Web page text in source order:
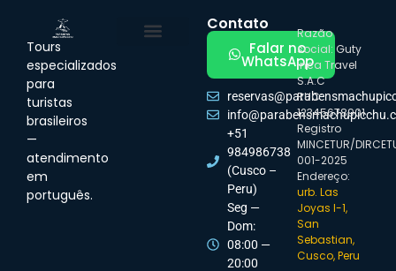
Tours
especializados
para
turistas
brasileiros
—
atendimento
em
português.
Contato
Falar no
WhatsApp
+51
984986738
(Cusco –
Peru)
Seg —
Dom:
08:00 —
20:00
Razão
social: Guty
Inca Travel
S.A.C
RUC:
12345678901
Registro
MINCETUR/
001-2025
Endereço:
urb. Las
Joyas I-1,
San
Sebastian,
Cusco, Peru